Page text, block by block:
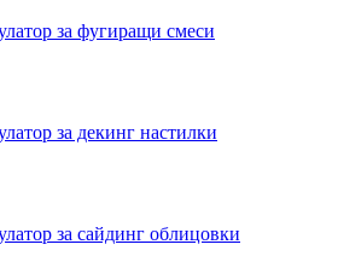
за фугиращи смеси
за декинг настилки
за сайдинг облицовки